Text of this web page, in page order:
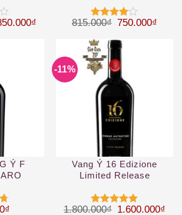
gốc là: 4.200.000₫.
₫ Giá hiện tại là: 3.850.000₫.
Được
45 sao
815.000₫ Giá gốc là:
750.000₫
Ý F
₫
-11%
Vang Ý 16 Edizione
Limited Release
Được xếp
1.800.000₫ Giá gốc là:
1.600.000₫